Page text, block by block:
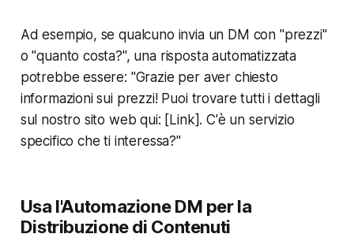
Ad esempio, se qualcuno invia un DM con "prezzi"
o "quanto costa?", una risposta automatizzata
potrebbe essere: "Grazie per aver chiesto
informazioni sui prezzi! Puoi trovare tutti i dettagli
sul nostro sito web qui: [Link]. C'è un servizio
specifico che ti interessa?"
Usa l'Automazione DM per la
Distribuzione di Contenuti